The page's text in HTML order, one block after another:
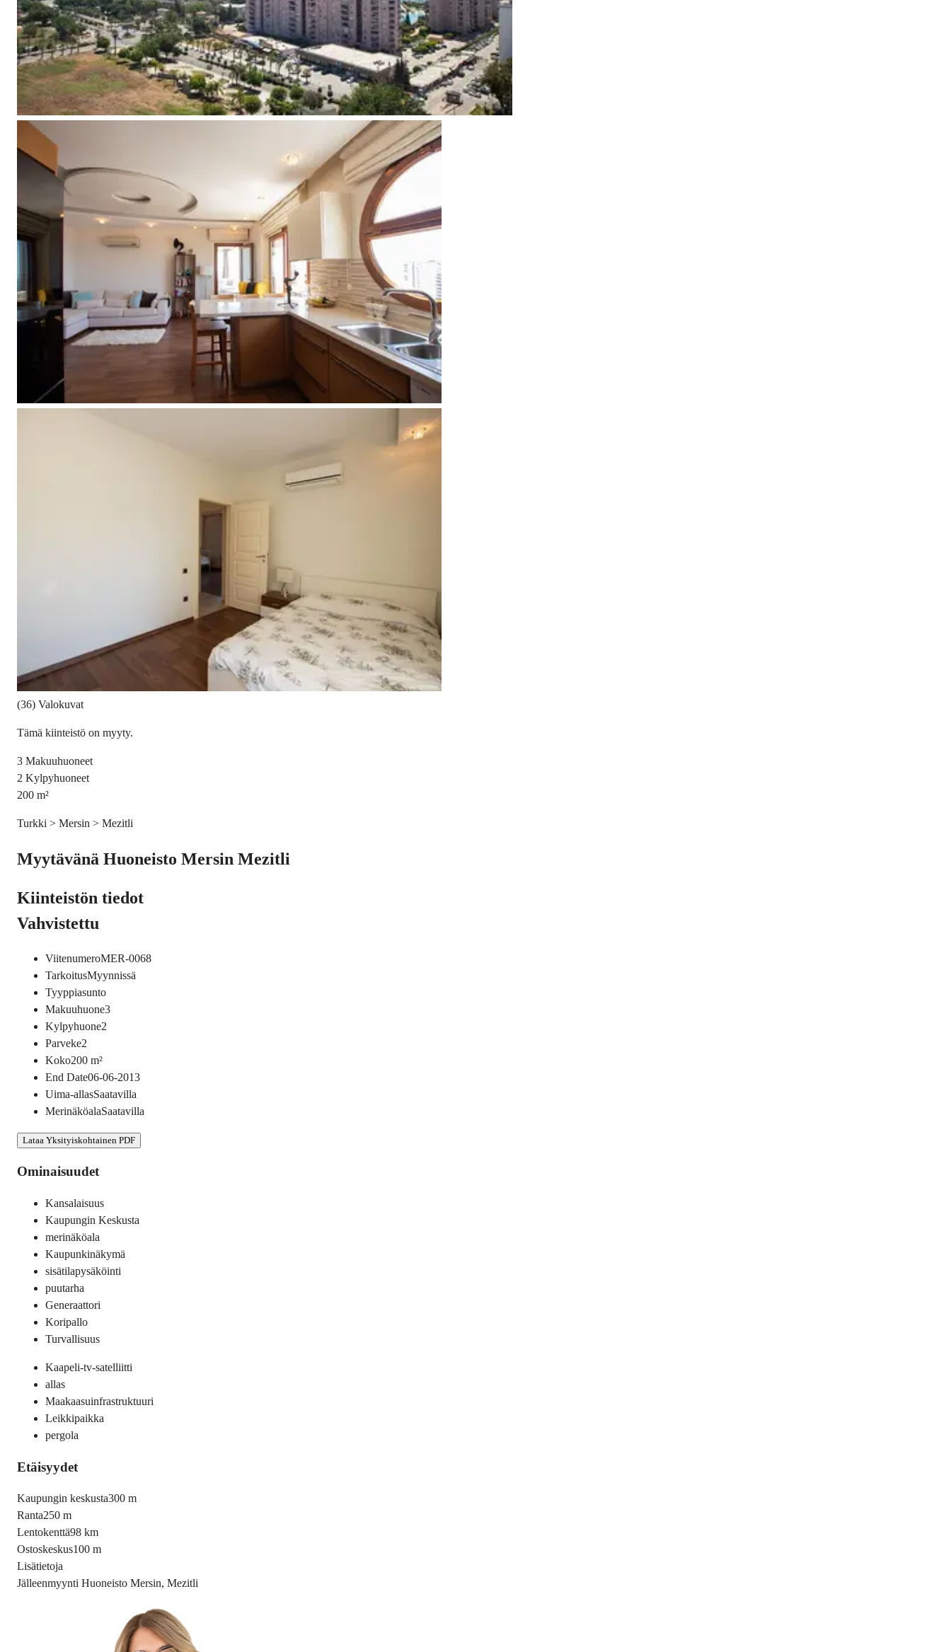
(36) Valokuvat
Tämä kiinteistö on myyty.
3 Makuuhuoneet
2 Kylpyhuoneet
200 m²
Turkki > Mersin > Mezitli
Myytävänä Huoneisto Mersin Mezitli
Kiinteistön tiedot
Vahvistettu
ViitenumeroMER-0068
TarkoitusMyynnissä
Tyyppiasunto
Makuuhuone3
Kylpyhuone2
Parveke2
Koko200 m²
End Date06-06-2013
Uima-allasSaatavilla
MerinäköalaSaatavilla
Lataa Yksityiskohtainen PDF
Ominaisuudet
Kansalaisuus
Kaupungin Keskusta
merinäköala
Kaupunkinäkymä
sisätilapysäköinti
puutarha
Generaattori
Koripallo
Turvallisuus
Kaapeli-tv-satelliitti
allas
Maakaasuinfrastruktuuri
Leikkipaikka
pergola
Etäisyydet
Kaupungin keskusta300 m
Ranta250 m
Lentokenttä98 km
Ostoskeskus100 m
Lisätietoja
Jälleenmyynti Huoneisto Mersin, Mezitli